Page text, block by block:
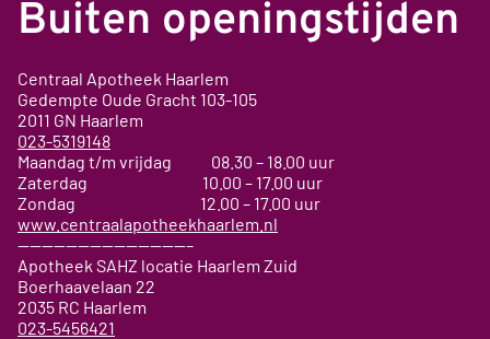
Buiten openingstijden
Centraal Apotheek Haarlem
Gedempte Oude Gracht 103-105
2011 GN Haarlem
023-5319148
Maandag t/m vrijdag 08.30 – 18.00 uur
Zaterdag 10.00 – 17.00 uur
Zondag 12.00 – 17.00 uur
www.centraalapotheekhaarlem.nl
——————————————–
Apotheek SAHZ locatie Haarlem Zuid
Boerhaavelaan 22
2035 RC Haarlem
023-5456421